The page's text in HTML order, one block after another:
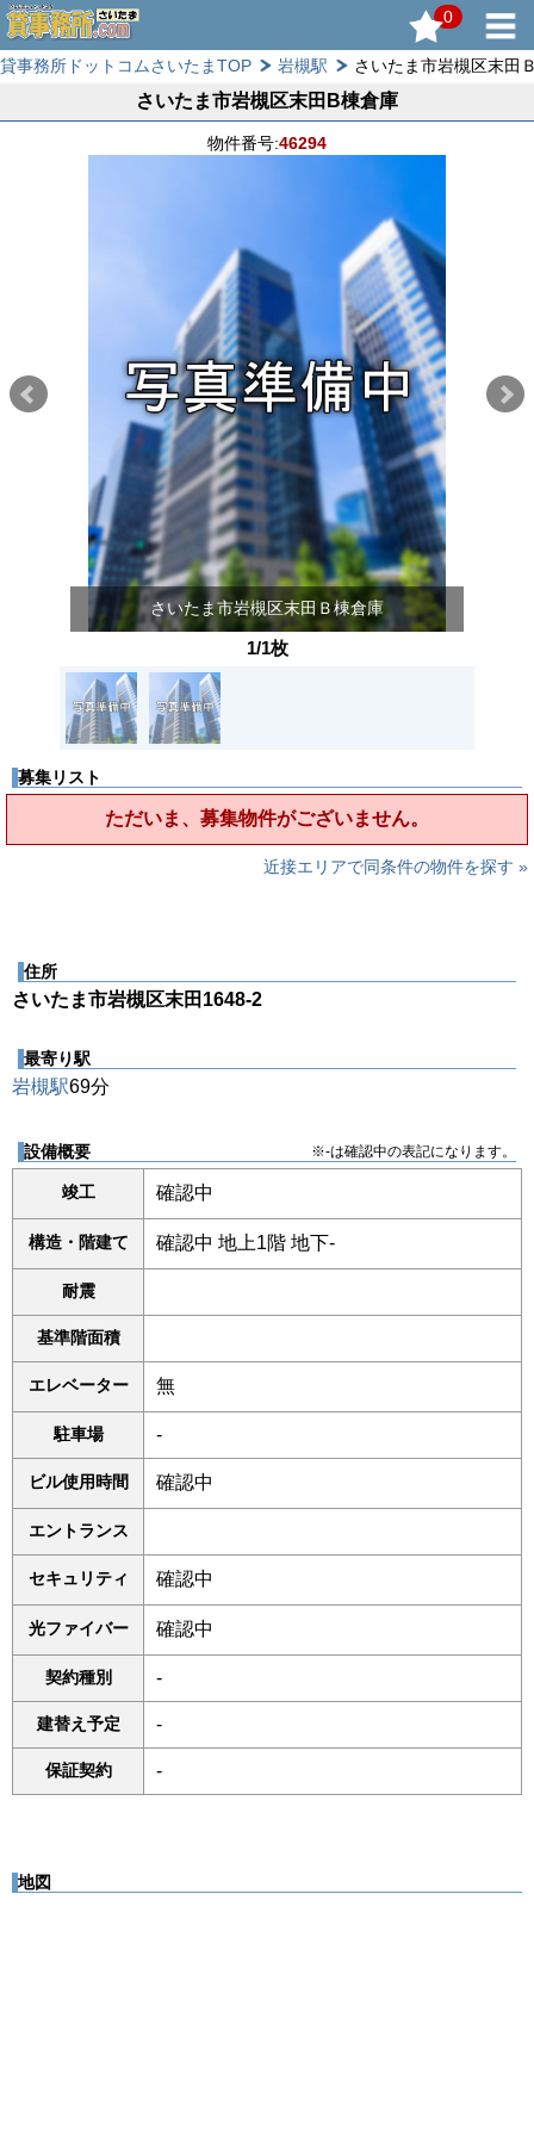
0
貸事務所ドットコムさいたまTOP 岩槻駅 さいたま市岩槻区末田
さいたま市岩槻区末田B棟倉庫
物件番号:46294
さいたま市岩槻区末田Ｂ棟倉庫
1/1枚
募集リスト
ただいま、募集物件がございません。
近接エリアで同条件の物件を探す »
住所
さいたま市岩槻区末田1648-2
最寄り駅
岩槻駅69分
設備概要 ※-は確認中の表記になります。
竣工 確認中
構造・階建て 確認中 地上1階 地下-
耐震
基準階面積
エレベーター 無
駐車場 -
ビル使用時間 確認中
エントランス
セキュリティ 確認中
光ファイバー 確認中
契約種別 -
建替え予定 -
保証契約 -
地図